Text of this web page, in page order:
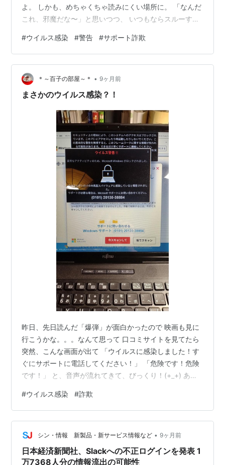
よ。 しかも、めちゃくちゃ読みにくい場所に。 「なんだ
これ、邪魔だな〜」と思いつつ、 いつもならスルーする
す。 そう、“なんとなく”で。 そしたら、画面が一変。
「ウイルス感染しました！今すぐサポートに電話を！」
って、 まるで映画のワンシーンみたいな警告がドーン！
しかも電話番号「010-xxx」って、もう怪しさ満点。 で
も、全画面表示で何もできない。 「ESC！ESC！」って
#ウイルス感染 #警告 #サポート詐欺
＊～百子の部屋～＊ • 9ヶ月前
まさかのウイルス感染？！
昨日、先日読んだ「爆弾」が面白かったので 映画も見に
行こうかな。。。なんて思って 口コミサイトを見てたら
突然、こんな画面が出て 「ウイルスに感染しました！す
ぐにサポートに電話してください！」 「危険です！危険
です！」 と、音声が流れてきて、びっくり！(+_+) あせ
あえず、パソコンの電源を切って再起動 が！ また同じ画
面が出てきて叫んでる！！ どうしよう・・・・(-_-) で
も、電話すると詐欺にあうと聞いていたから ちょっと落
ち着いて スマホで検索 そこで、ブラウザの設定メニュー
↓ プライバシーとセキュリティ ↓ 通知 ↓ 不審なサイ
ト…
#ウイルス感染 #詐欺
シン・情報 新製品・新サービス情報など • 9ヶ月前
日本経済新聞社、Slackへの不正ログインを発表 1
万7368人分の情報流出の可能性